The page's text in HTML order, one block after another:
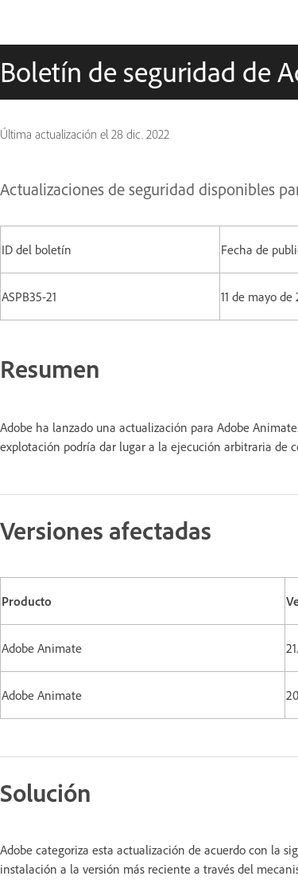
Boletín de seguridad de
Última actualización el 28 dic. 2022
Actualizaciones de seguridad disponibles
ID del boletín Fecha de
ASPB35-21 11 de mayo de
Resumen
Adobe ha lanzado una actualización para Adobe
explotación podría dar lugar a la ejecución arbitraria de
Versiones afectadas
Producto
Adobe Animate
Adobe Animate
Solución
Adobe categoriza esta actualización de acuerdo con la
instalación a la versión más reciente a través del